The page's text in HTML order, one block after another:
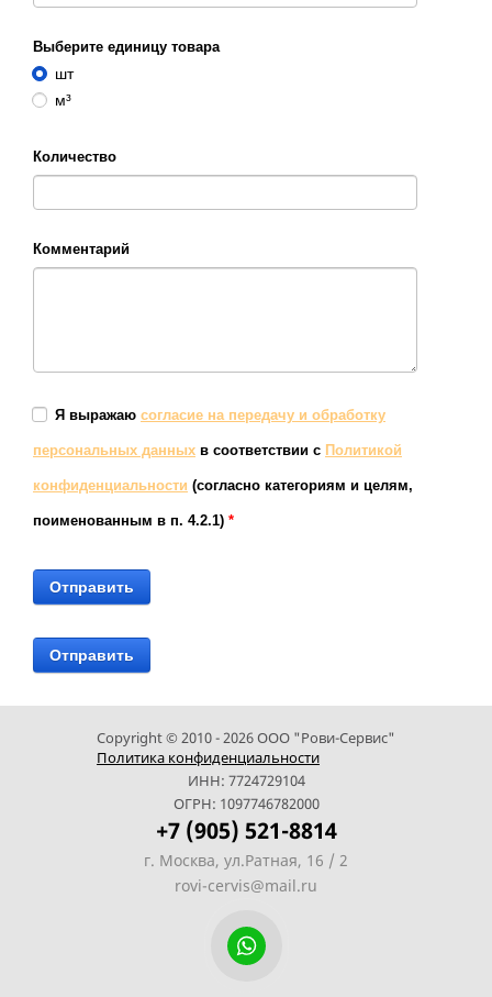
Выберите единицу товара
шт
м³
Количество
Комментарий
Я выражаю согласие на передачу и обработку
персональных данных в соответствии с Политикой
конфиденциальности (согласно категориям и целям,
поименованным в п. 4.2.1) *
Copyright © 2010 - 2026 ООО "Рови-Сервис"
Политика конфиденциальности
ИНН: 7724729104
ОГРН: 1097746782000
+7 (905) 521-8814
г. Москва, ул.Ратная, 16 / 2
rovi-cervis@mail.ru